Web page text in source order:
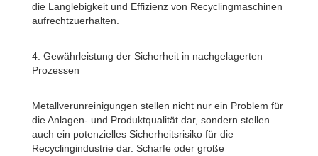
die Langlebigkeit und Effizienz von Recyclingmaschinen
aufrechtzuerhalten.
4. Gewährleistung der Sicherheit in nachgelagerten
Prozessen
Metallverunreinigungen stellen nicht nur ein Problem für
die Anlagen- und Produktqualität dar, sondern stellen
auch ein potenzielles Sicherheitsrisiko für die
Recyclingindustrie dar. Scharfe oder große